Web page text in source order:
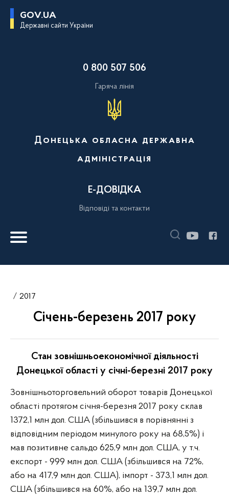
GOV.UA
Державні сайти України
0 800 507 506
Гаряча лінія
Донецька обласна державна
адміністрація
Е-ДОВІДКА
Відповіді та контакти
2017
Січень-березень 2017 року
Стан зовнішньоекономічної діяльності
Донецької області у січні-березні 2017 року
Зовнішньоторговельний оборот товарів Донецької
області протягом січня-березня 2017 року склав
1372,1 млн дол. США (збільшився в порівнянні з
відповідним періодом минулого року на 68,5%) і
мав позитивне сальдо 625,9 млн дол. США, у т.ч.
експорт - 999 млн дол. США (збільшився на 72%,
або на 417,9 млн дол. США), імпорт - 373,1 млн дол.
США (збільшився на 60%, або на 139,7 млн дол.